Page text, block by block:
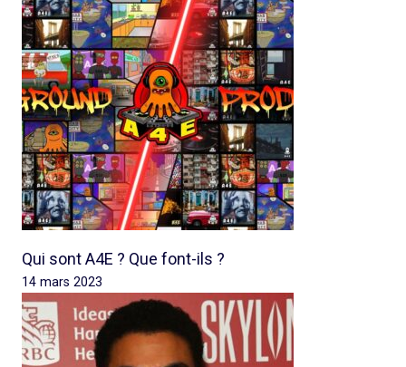
Qui sont A4E ? Que font-ils ?
14 mars 2023